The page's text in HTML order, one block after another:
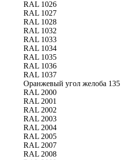
RAL 1026
RAL 1027
RAL 1028
RAL 1032
RAL 1033
RAL 1034
RAL 1035
RAL 1036
RAL 1037
Оранжевый угол желоба 135
RAL 2000
RAL 2001
RAL 2002
RAL 2003
RAL 2004
RAL 2005
RAL 2007
RAL 2008